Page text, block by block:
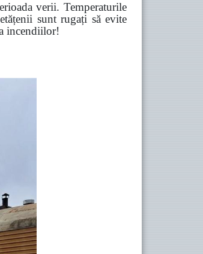
verii. Temperaturile
sunt rugați să evite
incendiilor!